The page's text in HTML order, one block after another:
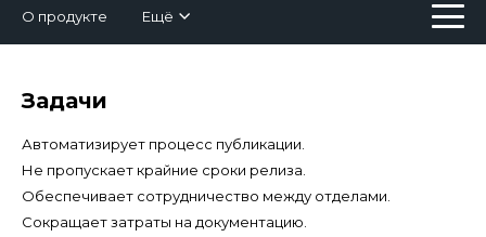
О продукте Ещё
Задачи
Автоматизирует процесс публикации.
Не пропускает крайние сроки релиза.
Обеспечивает сотрудничество между отделами.
Сокращает затраты на документацию.